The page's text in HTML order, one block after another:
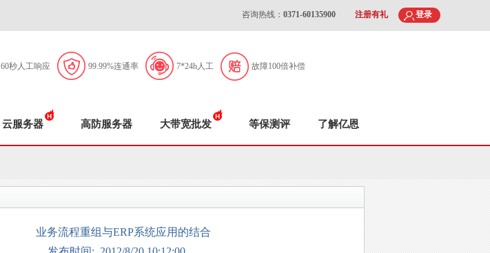
咨询热线： 0371-60135900 注册有礼 登录
60秒人工响应 99.99%连通率 7*24h人工 故障100倍补偿
云服务器 高防服务器 大带宽批发 等保测评 了解亿恩
业务流程重组与ERP系统应用的结合